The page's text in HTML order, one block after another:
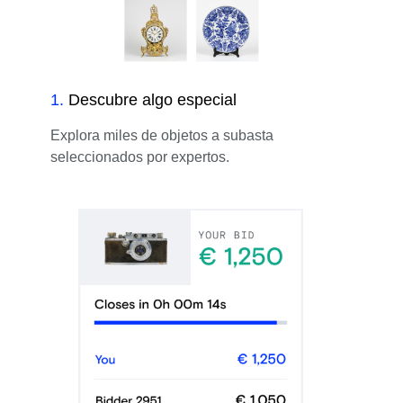
1. Descubre algo especial
Explora miles de objetos a subasta
seleccionados por expertos.